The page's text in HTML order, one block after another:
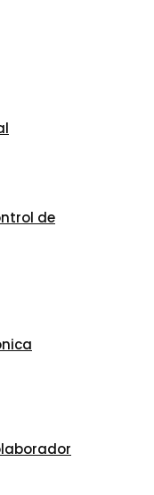
de